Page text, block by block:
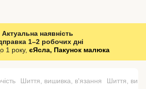
Актуальна наявність
1–2 робочих дні
1 року, єЯсла, Пакунок малюка
Шиття, вишивка, в'язання Шиття,